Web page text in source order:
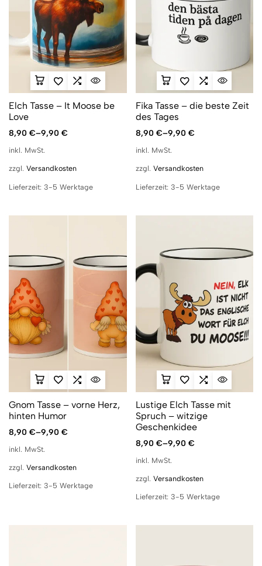
Elch Tasse – It Moose be
Love
8,90 €–9,90 €
inkl. MwSt.
zzgl. Versandkosten
Lieferzeit: 3-5 Werktage
Fika Tasse – die beste Zeit
des Tages
8,90 €–9,90 €
inkl. MwSt.
zzgl. Versandkosten
Lieferzeit: 3-5 Werktage
Gnom Tasse – vorne Herz,
hinten Humor
8,90 €–9,90 €
inkl. MwSt.
zzgl. Versandkosten
Lieferzeit: 3-5 Werktage
Lustige Elch Tasse mit
Spruch – witzige
Geschenkidee
8,90 €–9,90 €
inkl. MwSt.
zzgl. Versandkosten
Lieferzeit: 3-5 Werktage